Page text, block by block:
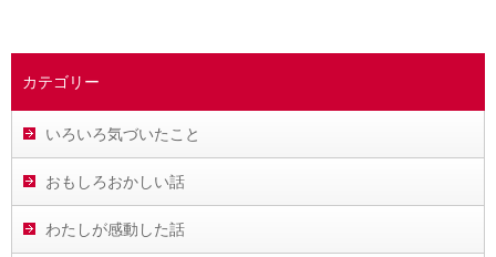
カテゴリー
いろいろ気づいたこと
おもしろおかしい話
わたしが感動した話